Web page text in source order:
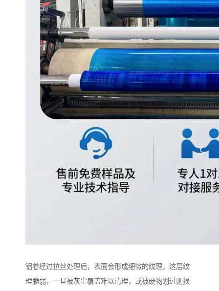
铝卷经过拉丝处理后，表面会形成细微的纹理，这层纹
理脆弱，一旦被灰尘覆盖难以清理，或被硬物划过则损